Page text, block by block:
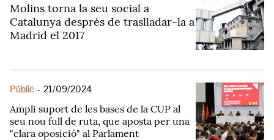
Molins torna la seu social a
Catalunya després de traslladar-la a
Madrid el 2017
Públic - 21/09/2024
Ampli suport de les bases de la CUP al
seu nou full de ruta, que aposta per una
"clara oposició" al Parlament